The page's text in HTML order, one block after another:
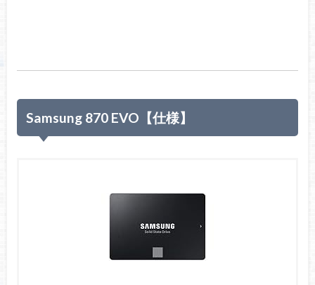
Samsung 870 EVO【仕様】